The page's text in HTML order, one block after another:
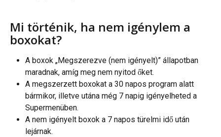
Mi történik, ha nem igénylem a
boxokat?
A boxok „Megszerezve (nem igényelt)” állapotban
maradnak, amíg meg nem nyitod őket.
A megszerzett boxokat a 30 napos program alatt
bármikor, illetve utána még 7 napig igényelheted a
Supermenüben.
A nem igényelt boxok a 7 napos türelmi idő után
lejárnak.